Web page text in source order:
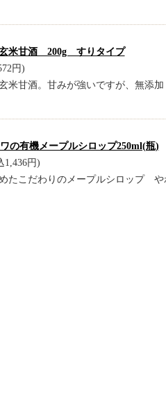
米甘酒 200g すりタイプ
円)
米甘酒。甘みが強いですが、無添加
の有機メープルシロップ250ml(瓶)
1,436円)
たこだわりのメープルシロップ や